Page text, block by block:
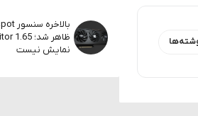
نمایش نیست